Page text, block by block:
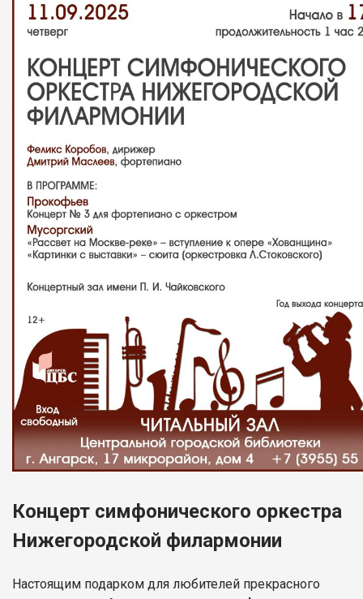
Концерт симфонического оркестра
Нижегородской филармонии
Настоящим подарком для любителей прекрасного